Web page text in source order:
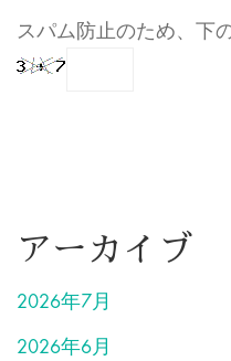
スパム防止のため、下
アーカイブ
2026年7月
2026年6月